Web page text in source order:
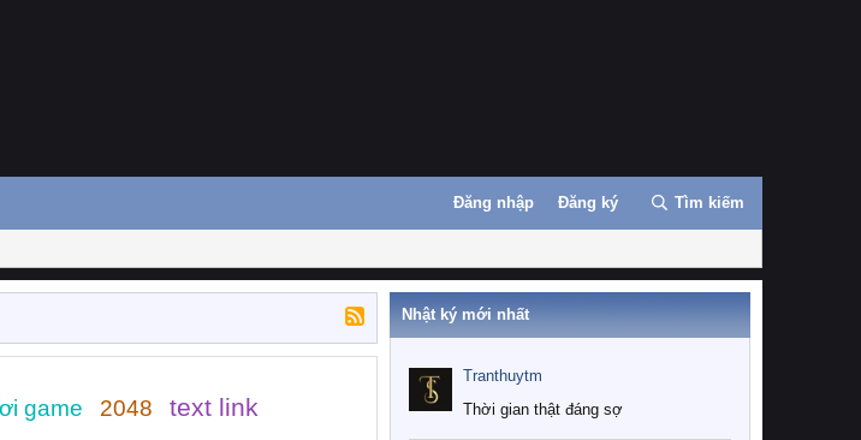
Đăng nhập Đăng ký Tìm kiếm
game 2048 text link
Nhật ký mới nhất
Tranthuytm
Thời gian thật đáng sợ